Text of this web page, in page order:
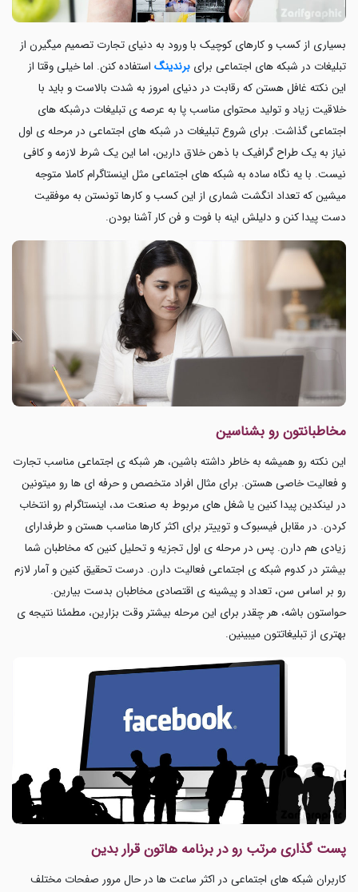
بسیاری از کسب و کارهای کوچیک با ورود به دنیای تجارت تصمیم میگیرن از
تبلیغات در شبکه های اجتماعی برای برندینگ استفاده کنن. اما خیلی وقتا از
این نکته غافل هستن که رقابت در دنیای امروز به شدت بالاست و باید با
خلاقیت زیاد و تولید محتوای مناسب پا به عرصه ی تبلیغات درشبکه های
اجتماعی گذاشت. برای شروع تبلیغات در شبکه های اجتماعی در مرحله ی اول
نیاز به یک طراح گرافیک با ذهن خلاق دارین، اما این یک شرط لازمه و کافی
نیست. با یه نگاه ساده به شبکه های اجتماعی مثل اینستاگرام کاملا متوجه
میشین که تعداد انگشت شماری از این کسب و کارها تونستن به موفقیت
دست پیدا کنن و دلیلش اینه با فوت و فن کار آشنا بودن.
مخاطبانتون رو بشناسین
این نکته رو همیشه به خاطر داشته باشین، هر شبکه ی اجتماعی مناسب تجارت
و فعالیت خاصی هستن. برای مثال افراد متخصص و حرفه ای ها رو میتونین
در لینکدین پیدا کنین یا شغل های مربوط به صنعت مد، اینستاگرام رو انتخاب
کردن. در مقابل فیسبوک و توییتر برای اکثر کارها مناسب هستن و طرفدارای
زیادی هم دارن. پس در مرحله ی اول تجزیه و تحلیل کنین که مخاطبان شما
بیشتر در کدوم شبکه ی اجتماعی فعالیت دارن. درست تحقیق کنین و آمار لازم
رو بر اساس سن، تعداد و پیشینه ی اقتصادی مخاطبان بدست بیارین.
حواستون باشه، هر چقدر برای این مرحله بیشتر وقت بزارین، مطمئنا نتیجه ی
بهتری از تبلیغاتتون میبینین.
پست گذاری مرتب رو در برنامه هاتون قرار بدین
کاربران شبکه های اجتماعی در اکثر ساعت ها در حال مرور صفحات مختلف